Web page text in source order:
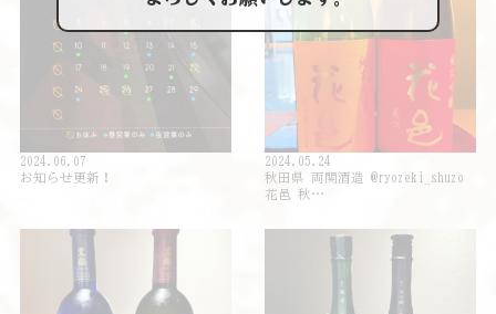
2024.06.07
お知らせ更新！
2024.05.24
秋田県 両関酒造 @ryozeki_shuzo
花邑 秋…